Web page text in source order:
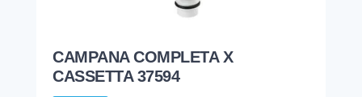
CAMPANA COMPLETA X
CASSETTA 37594